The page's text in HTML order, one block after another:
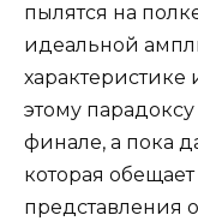
пылятся на
идеальной
этому
финале, а пока
которая
представления